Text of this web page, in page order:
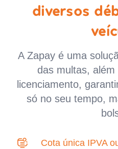
diversos
A Zapay é uma
das multas,
licenciamento,
só no seu tempo,
Cota única IPVA